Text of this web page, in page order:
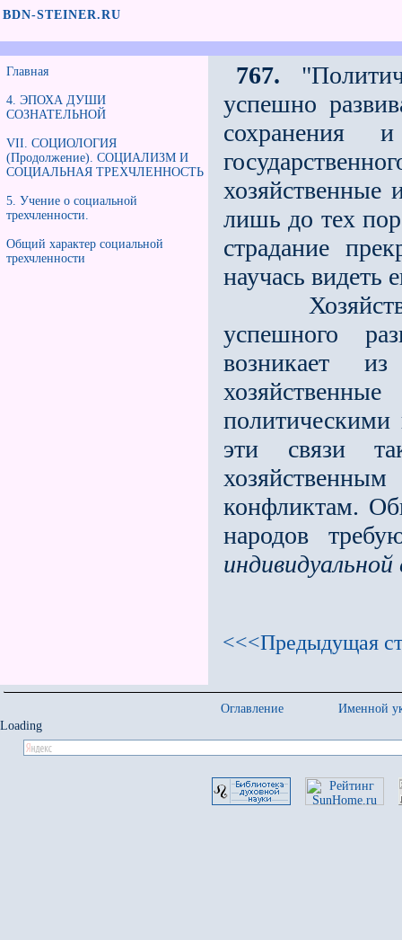
BDN-STEINER.RU
Главная
4. ЭПОХА ДУШИ
СОЗНАТЕЛЬНОЙ
VII. СОЦИОЛОГИЯ
(Продолжение). СОЦИАЛИЗМ И
СОЦИАЛЬНАЯ ТРЕХЧЛЕННОСТЬ
5. Учение о социальной
трeхчленности.
Общий характер социальной
трeхчленности
767.
успешно
сохранения
хозяйственные
лишь до тех
страдание
научась видеть
успешного
возникает
политическими
эти связи
конфликтам.
народов
<<<Предыдущая
Оглавление
Именной
Loading